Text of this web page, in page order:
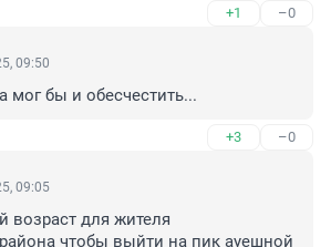
+1 –0
09:50
мог бы и обесчестить...
+3 –0
09:05
возраст для жителя
чтобы выйти на пик ауешной